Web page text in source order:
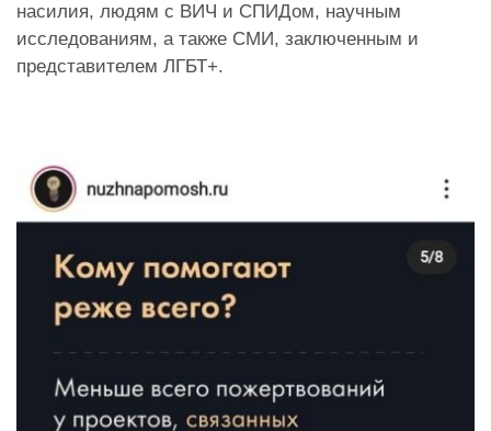
насилия, людям с ВИЧ и СПИДом, научным
исследованиям, а также СМИ, заключенным и
представителем ЛГБТ+.